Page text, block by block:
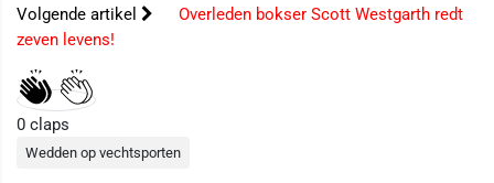
Volgende artikel
Overleden bokser Scott Westgarth redt
zeven levens!
0 claps
Wedden op vechtsporten